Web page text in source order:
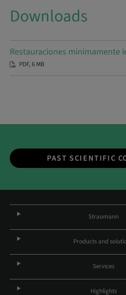
Downloads
Restauraciones minimamente
PDF, 6 MB
PAST SCIENTIFIC
Straumann
Products and
Services
Highlights